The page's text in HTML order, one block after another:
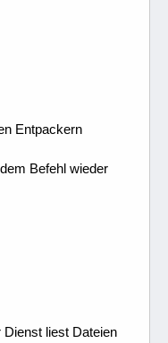
Entpackern
Befehl wieder
liest Dateien